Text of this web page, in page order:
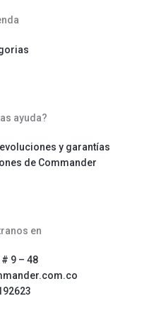
ayuda?
y garantías
de Commander
en
9 – 48